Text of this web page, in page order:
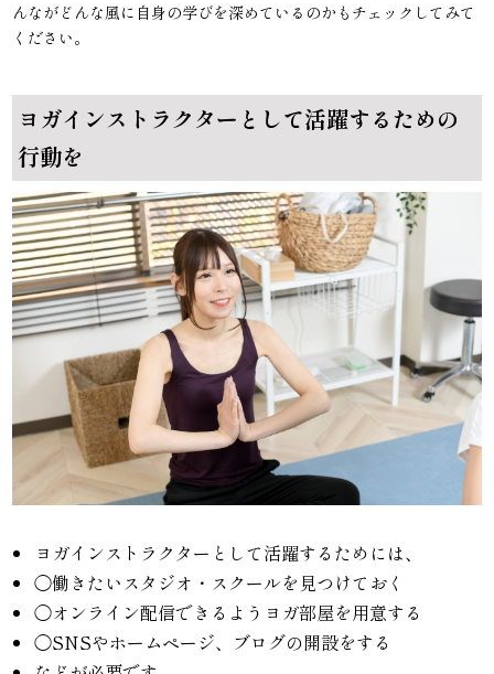
んながどんな風に自身の学びを深めているのかもチェックしてみて
ください。
ヨガインストラクターとして活躍するための
行動を
ヨガインストラクターとして活躍するためには、
◯働きたいスタジオ・スクールを見つけておく
◯オンライン配信できるようヨガ部屋を用意する
◯SNSやホームページ、ブログの開設をする